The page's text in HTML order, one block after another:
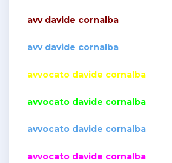
avv davide cornalba
avv davide cornalba
avvocato davide cornalba
avvocato davide cornalba
avvocato davide cornalba
avvocato davide cornalba